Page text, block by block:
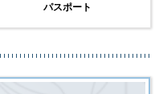
パスポート